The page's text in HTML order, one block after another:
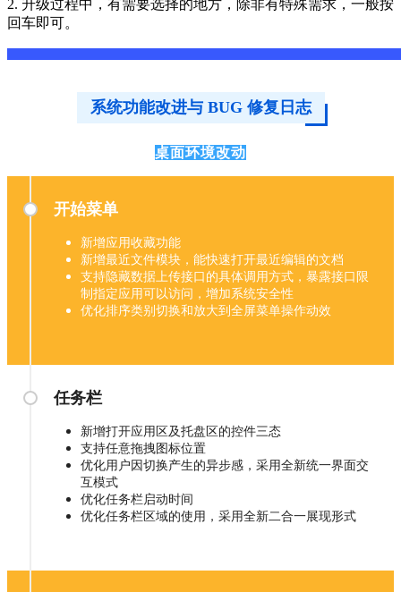
2. 升级过程中，有需要选择的地方，除非有特殊需求，一般按
回车即可。
系统功能改进与 BUG 修复日志
桌面环境改动
开始菜单
新增应用收藏功能
新增最近文件模块，能快速打开最近编辑的文档
支持隐藏数据上传接口的具体调用方式，暴露接口限
制指定应用可以访问，增加系统安全性
优化排序类别切换和放大到全屏菜单操作动效
任务栏
新增打开应用区及托盘区的控件三态
支持任意拖拽图标位置
优化用户因切换产生的异步感，采用全新统一界面交
互模式
优化任务栏启动时间
优化任务栏区域的使用，采用全新二合一展现形式